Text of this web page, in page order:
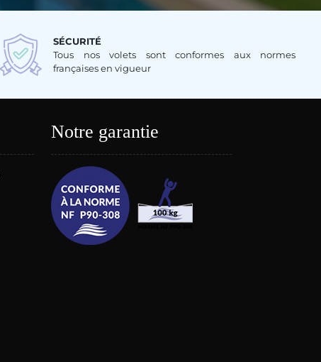
SÉCURITÉ
Tous nos volets sont conformes aux normes
françaises en vigueur
Notre garantie